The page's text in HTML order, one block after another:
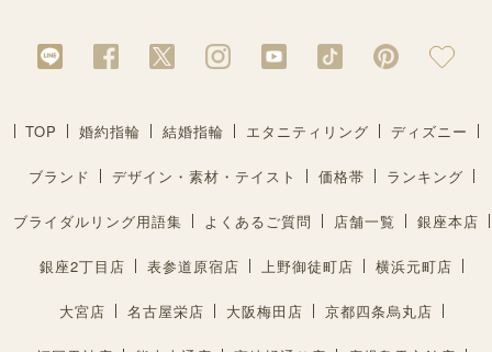
TOP 婚約指輪 結婚指輪 エタニティリング ディズニー
ブランド デザイン・素材・テイスト 価格帯 ランキング
ブライダルリング用語集 よくあるご質問 店舗一覧 銀座本店
銀座2丁目店 表参道原宿店 上野御徒町店 横浜元町店
大宮店 名古屋栄店 大阪梅田店 京都四条烏丸店